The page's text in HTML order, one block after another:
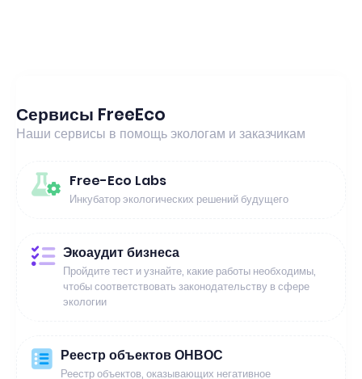
Сервисы FreeEco
Наши сервисы в помощь экологам и заказчикам
Free-Eco Labs
Инкубатор экологических решений будущего
Экоаудит бизнеса
Пройдите тест и узнайте, какие работы необходимы,
чтобы соответствовать законодательству в сфере
экологии
Реестр объектов ОНВОС
Реестр объектов, оказывающих негативное